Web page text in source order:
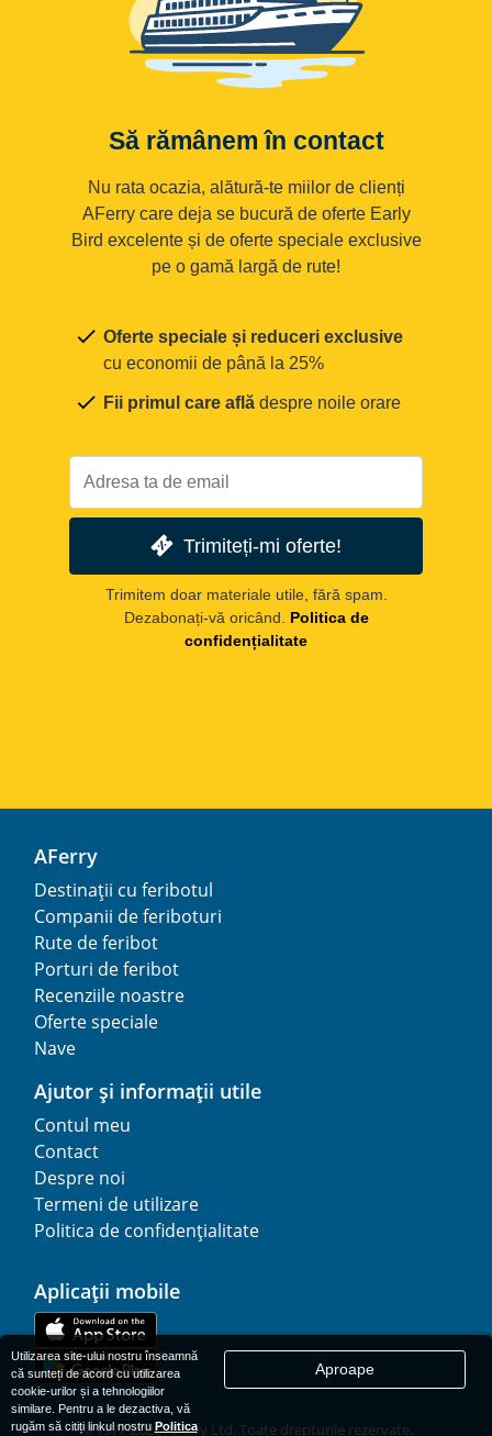
Să rămânem în contact
Nu rata ocazia, alătură-te miilor de clienți
AFerry care deja se bucură de oferte Early
Bird excelente și de oferte speciale exclusive
pe o gamă largă de rute!
Oferte speciale și reduceri exclusive
cu economii de până la 25%
Fii primul care află despre noile orare
Trimiteți-mi oferte!
Trimitem doar materiale utile, fără spam.
Dezabonați-vă oricând.
Politica de
confidențialitate
AFerry
Destinații cu feribotul
Companii de feriboturi
Rute de feribot
Porturi de feribot
Recenziile noastre
Oferte speciale
Nave
Ajutor și informații utile
Contul meu
Contact
Despre noi
Termeni de utilizare
Politica de confidențialitate
Aplicații mobile
© 1977-2026AFerry Ltd. Toate drepturile rezervate.
Utilizarea site-ului nostru înseamnă
că sunteți de acord cu utilizarea
cookie-urilor și a tehnologiilor
similare. Pentru a le dezactiva, vă
rugăm să citiți linkul nostruPolitica
Aproape